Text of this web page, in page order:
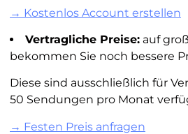
→ Kostenlos Account erstellen
Vertragliche Preise:auf
bekommen Sie noch bessere
Diese sind ausschließlich für
50 Sendungen pro Monat
→ Festen Preis anfragen